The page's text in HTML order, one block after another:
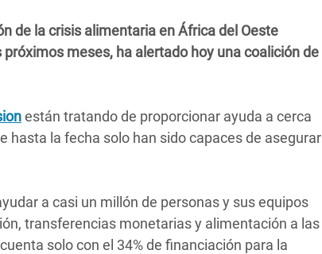
Rohinyá
de la crisis alimentaria en África del Oeste
meses, ha alertado hoy una coalición de
están tratando de proporcionar ayuda a cerca
hasta la fecha solo han sido capaces de asegurar
a casi un millón de personas y sus equipos
transferencias monetarias y alimentación a las
solo con el 34% de financiación para la